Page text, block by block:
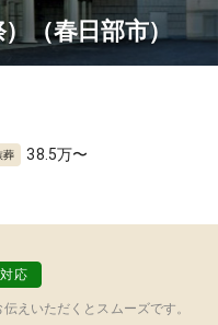
（春日部市）
葬 38.5万〜
応
えいただくとスムーズです。